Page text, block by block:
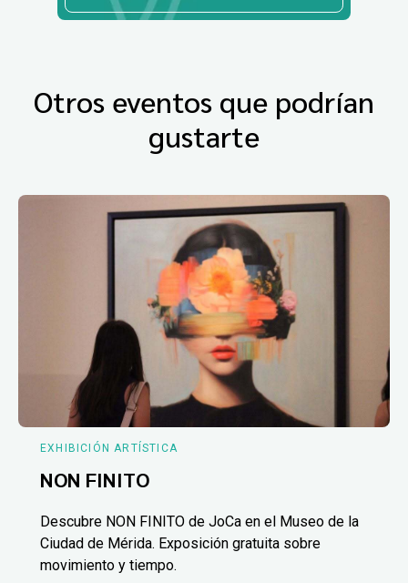
Otros eventos que podrían
gustarte
EXHIBICIÓN ARTÍSTICA
NON FINITO
Descubre NON FINITO de JoCa en el Museo de la
Ciudad de Mérida. Exposición gratuita sobre
movimiento y tiempo.